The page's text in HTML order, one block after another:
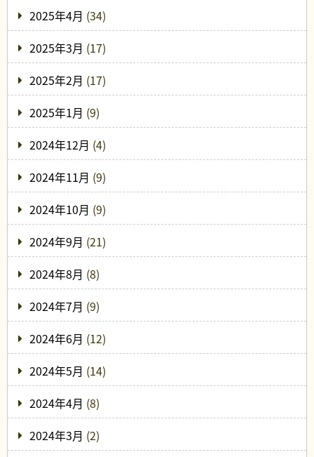
2025年4月 (34)
2025年3月 (17)
2025年2月 (17)
2025年1月 (9)
2024年12月 (4)
2024年11月 (9)
2024年10月 (9)
2024年9月 (21)
2024年8月 (8)
2024年7月 (9)
2024年6月 (12)
2024年5月 (14)
2024年4月 (8)
2024年3月 (2)